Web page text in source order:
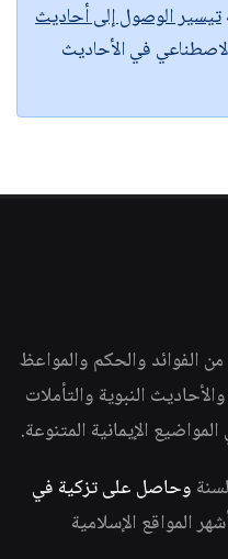
تيسير الوصول إلى أحاديث
في الأحاديث
الفوائد والحكم والمواعظ
النبوية والتأملات
الإيمانية المتنوعة.
وحاصل على تزكية في
المواقع الإسلامية